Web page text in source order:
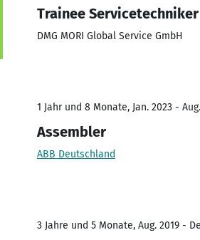
Trainee Servicetechniker
DMG MORI Global Service GmbH
1 Jahr und 8 Monate, Jan. 2023 -
Assembler
ABB Deutschland
3 Jahre und 5 Monate, Aug. 2019 -